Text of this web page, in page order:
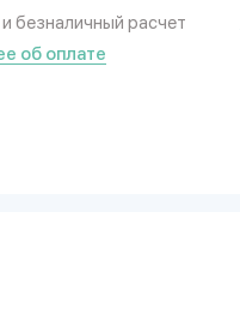
безналичный расчет
об оплате